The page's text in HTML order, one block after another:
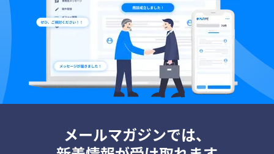
メールマガジンでは、